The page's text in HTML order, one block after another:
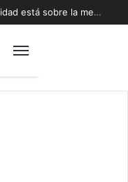
Biministro Daniel Mas: “La oportunidad está sobre la mesa y tenemos que aprovecharla”